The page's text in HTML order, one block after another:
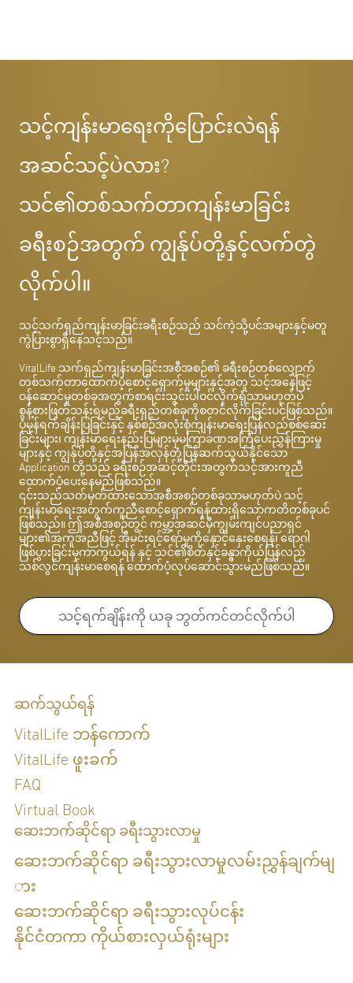
သင့်ကျန်းမာရေးကိုပြောင်းလဲရန်
အဆင်သင့်ပဲလား?
သင်၏တစ်သက်တာကျန်းမာခြင်း
ခရီးစဉ်အတွက် ကျွန်ုပ်တို့နှင့်လက်တွဲ
လိုက်ပါ။
သင့်သက်ရှည်ကျန်းမာခြင်းခရီးစဉ်သည် သင်ကဲ့သို့ပင်အများနှင့်မတူ
ကွဲပြားစွာရှိနေသင့်သည်။
VitalLife သက်ရှည်ကျန်းမာခြင်းအစီအစဉ်၏ ခရီးစဉ်တစ်လျှောက်
တစ်သက်တာထောက်ပံ့စောင့်ရှောက်မှုများနှင့်အတူ သင့်အနေဖြင့်
ဝန်ဆောင်မှုတစ်ခုအတွက်စာရင်းသွင်းပါဝင်လိုက်ရုံသာမဟုတ်ပဲ
စွန့်စားဖြတ်သန်းရမည့်ခရီးရှည်တစ်ခုကိုစတင်လိုက်ခြင်းပင်ဖြစ်သည်။
ပုံမှန်ရက်ချိန်းပြခြင်းနှင့် နှစ်စဉ်အလုံးစုံကျန်းမာရေးပြန်လည်စစ်ဆေး
ခြင်းများ၊ ကျန်းမာရေးနည်းပြများမှမကြာခဏအကြံပေးညွှန်ကြားမှု
များနှင့် ကျွန်ုပ်တို့နှင့်အပြန်အလှန်တုံ့ပြန်ဆက်သွယ်နိုင်သော
Application တို့သည် ခရီးစဉ်အဆင့်တိုင်းအတွက်သင့်အားကူညီ
ထောက်ပံ့ပေးနေမည်ဖြစ်သည်။
၎င်းသည်သတ်မှတ်ထားသောအစီအစဉ်တစ်ခုသာမဟုတ်ပဲ သင့်
ကျန်းမာရေးအတွက်ကူညီစောင့်ရှောက်ရန်ထားရှိသောကတိတစ်ခုပင်
ဖြစ်သည်။ ဤအစီအစဉ်တွင် ကမ္ဘာ့အဆင်မှီကျွမ်းကျင်ပညာရှင်
များ၏အကူအညီဖြင့် အိုမင်းရင့်ရော်မှုကိုနှောင့်နှေးစေရန်၊ ရောဂါ
ဖြစ်ပွားခြင်းမှကာကွယ်ရန် နှင့် သင်၏စိတ်နှင့်ခန္ဓာကိုယ်ပြန်လည်
သစ်လွင်ကျန်းမာစေရန် ထောက်ပံ့လုပ်ဆောင်သွားမည်ဖြစ်သည်။
သင့်ရက်ချိန်းကို ယခု ဘွတ်ကင်တင်လိုက်ပါ
ဆက်သွယ်ရန်
VitalLife ဘန်ကောက်
VitalLife ဖူးခက်
FAQ
Virtual Book
ဆေးဘက်ဆိုင်ရာ ခရီးသွားလာမှု
ဆေးဘက်ဆိုင်ရာ ခရီးသွားလာမှုလမ်းညွှန်ချက်မျ
ား
ဆေးဘက်ဆိုင်ရာ ခရီးသွားလုပ်ငန်း
နိုင်ငံတကာ ကိုယ်စားလှယ်ရုံးများ